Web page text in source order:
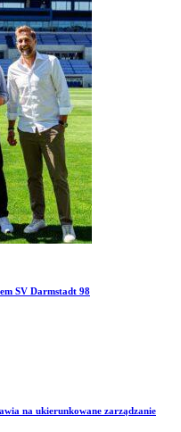
SV Darmstadt 98
na ukierunkowane zarządzanie